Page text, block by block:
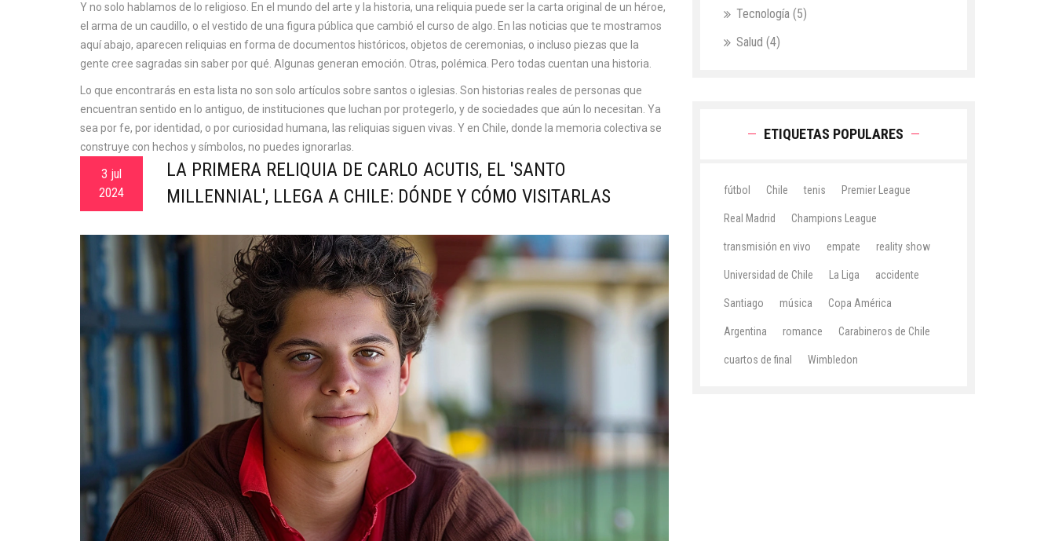
Y no solo hablamos de lo religioso. En el mundo del arte y la historia, una reliquia puede ser la carta original de un héroe,
el arma de un caudillo, o el vestido de una figura pública que cambió el curso de algo. En las noticias que te mostramos
aquí abajo, aparecen reliquias en forma de documentos históricos, objetos de ceremonias, o incluso piezas que la
gente cree sagradas sin saber por qué. Algunas generan emoción. Otras, polémica. Pero todas cuentan una historia.
Lo que encontrarás en esta lista no son solo artículos sobre santos o iglesias. Son historias reales de personas que
encuentran sentido en lo antiguo, de instituciones que luchan por protegerlo, y de sociedades que aún lo necesitan. Ya
sea por fe, por identidad, o por curiosidad humana, las reliquias siguen vivas. Y en Chile, donde la memoria colectiva se
construye con hechos y símbolos, no puedes ignorarlas.
3 jul
2024
LA PRIMERA RELIQUIA DE CARLO ACUTIS, EL 'SANTO
MILLENNIAL', LLEGA A CHILE: DÓNDE Y CÓMO VISITARLAS
Tecnología (5)
Salud (4)
ETIQUETAS POPULARES
fútbol Chile tenis Premier League
Real Madrid Champions League
transmisión en vivo empate reality show
Universidad de Chile La Liga accidente
Santiago música Copa América
Argentina romance Carabineros de Chile
cuartos de final Wimbledon